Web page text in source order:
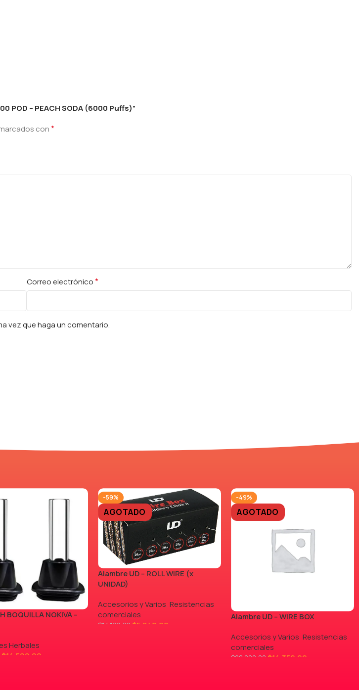
POD – PEACH SODA (6000 Puffs)”
con*
Correo electrónico*
vez que haga un comentario.
BOQUILLA NOKIVA –
Herbales
$14.500,00
-59%
AGOTADO
Alambre UD – ROLL WIRE (x
UNIDAD)
Accesorios y Varios,Resistencias
comerciales
$14.100,00 $5.840,00
-49%
AGOTADO
Alambre UD – WIRE BOX
Accesorios y Varios,Resistencias
comerciales
$28.000,00 $14.350,00